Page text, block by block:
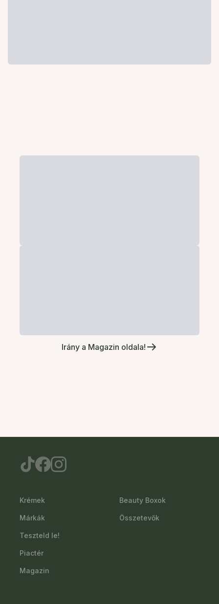
Irány a Magazin oldala!
Krémek
Márkák
Teszteld le!
Piactér
Magazin
Beauty Boxok
Összetevők